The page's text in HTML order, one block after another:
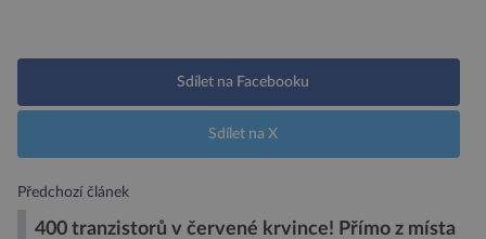
Sdílet na Facebooku
Sdílet na X
Předchozí článek
400 tranzistorů v červené krvince! Přímo z místa